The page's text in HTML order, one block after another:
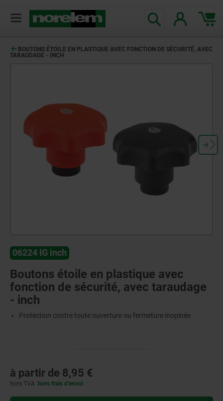
BOUTONS ÉTOILE EN PLASTIQUE AVEC FONCTION DE SÉCURITÉ, AVEC
TARAUDAGE - INCH
06224 IG inch
Boutons étoile en plastique avec
fonction de sécurité, avec taraudage
- inch
Protection contre toute ouverture ou fermeture inopinée
à partir de 8,95 €
hors TVA hors frais d’envoi